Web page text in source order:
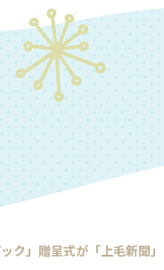
ク」贈呈式が「上毛新聞